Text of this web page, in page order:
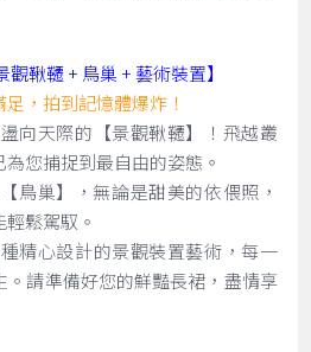
鞦韆 + 鳥巢 + 藝術裝置】
，拍到記憶體爆炸！
向天際的【景觀鞦韆】！飛越叢
您捕捉到最自由的姿態。
鳥巢】，無論是甜美的依偎照，
鬆駕馭。
精心設計的景觀裝置藝術，每一
請準備好您的鮮豔長裙，盡情享